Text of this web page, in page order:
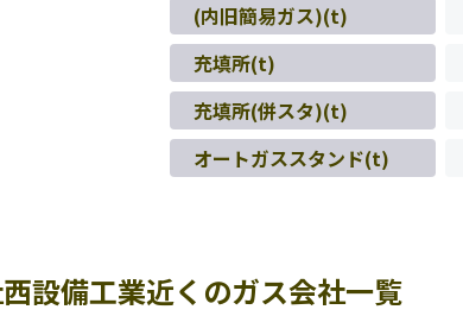
(内旧簡易ガス)(t)
充填所(t)
充填所(併スタ)(t)
オートガススタンド(t)
設備工業近くのガス会社一覧